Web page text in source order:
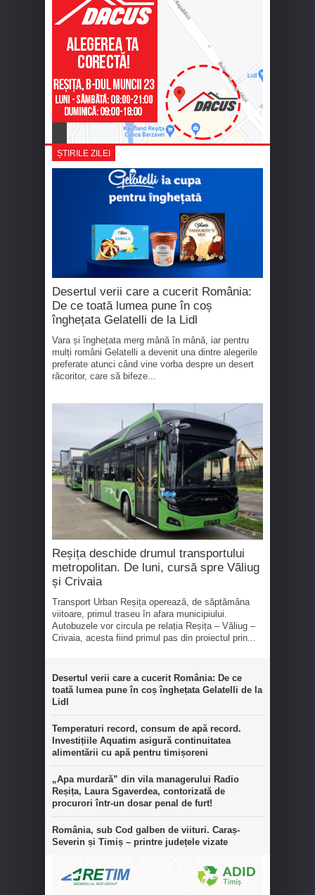
ȘTIRILE ZILEI
Desertul verii care a cucerit România:
De ce toată lumea pune în coș
înghețata Gelatelli de la Lidl
Vara și înghețata merg mână în mână, iar pentru
mulți români Gelatelli a devenit una dintre alegerile
preferate atunci când vine vorba despre un desert
răcoritor, care să bifeze...
Reșița deschide drumul transportului
metropolitan. De luni, cursă spre Văliug
și Crivaia
Transport Urban Reșița operează, de săptămâna
viitoare, primul traseu în afara municipiului.
Autobuzele vor circula pe relația Reșița – Văliug –
Crivaia, acesta fiind primul pas din proiectul prin...
Desertul verii care a cucerit România: De ce
toată lumea pune în coș înghețata Gelatelli de la
Lidl
Temperaturi record, consum de apă record.
Investițiile Aquatim asigură continuitatea
alimentării cu apă pentru timișoreni
„Apa murdară” din vila managerului Radio
Reșița, Laura Sgaverdea, contorizată de
procurori într-un dosar penal de furt!
România, sub Cod galben de viituri. Caraș-
Severin și Timiș – printre județele vizate